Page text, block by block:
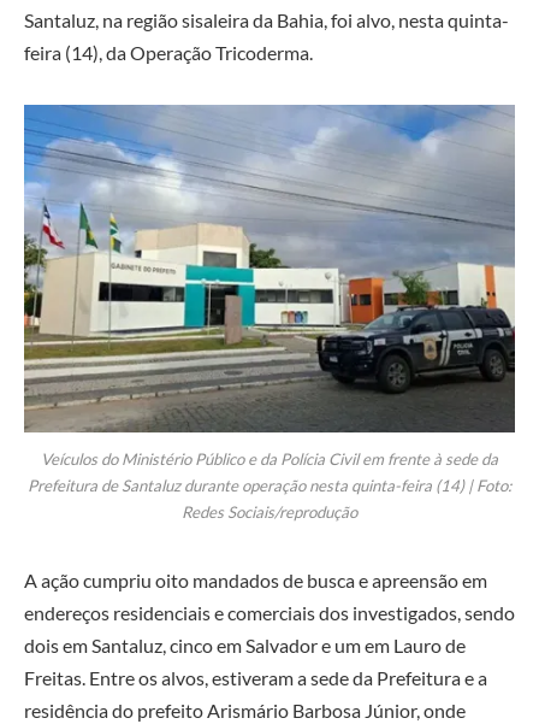
Santaluz, na região sisaleira da Bahia, foi alvo, nesta quinta-
feira (14), da Operação Tricoderma.
Veículos do Ministério Público e da Polícia Civil em frente à sede da
Prefeitura de Santaluz durante operação nesta quinta-feira (14) | Foto:
Redes Sociais/reprodução
A ação cumpriu oito mandados de busca e apreensão em
endereços residenciais e comerciais dos investigados, sendo
dois em Santaluz, cinco em Salvador e um em Lauro de
Freitas. Entre os alvos, estiveram a sede da Prefeitura e a
residência do prefeito Arismário Barbosa Júnior, onde